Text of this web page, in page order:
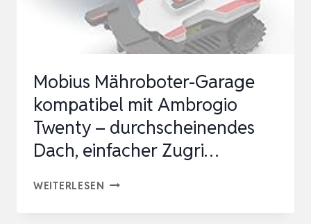
Mobius Mähroboter-Garage
kompatibel mit Ambrogio
Twenty – durchscheinendes
Dach, einfacher Zugri…
WEITERLESEN MOBIUS